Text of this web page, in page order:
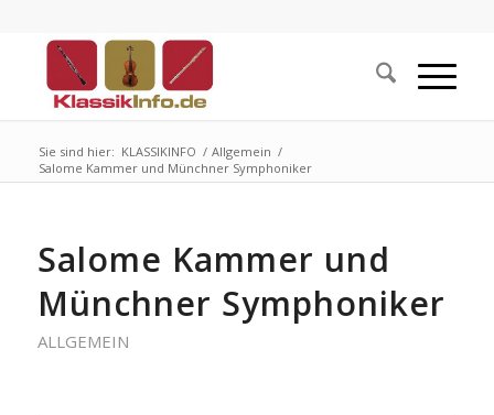
Sie sind hier: KLASSIKINFO / Allgemein /
Salome Kammer und Münchner Symphoniker
Salome Kammer und
Münchner Symphoniker
ALLGEMEIN